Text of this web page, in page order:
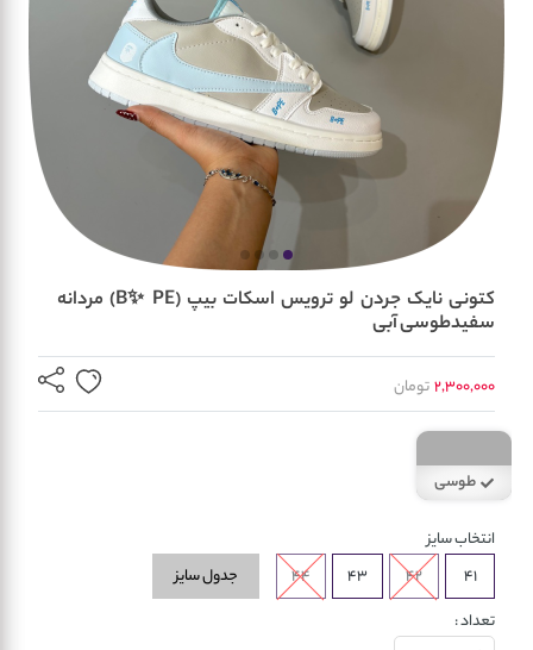
کتونی نایک جردن لو ترویس اسکات بیپ (B✨️PE) مردانه
سفیدطوسی آبی
2,300,000تومان
طوسی
انتخاب سایز
41
42
43
44 جدول سایز
تعداد :